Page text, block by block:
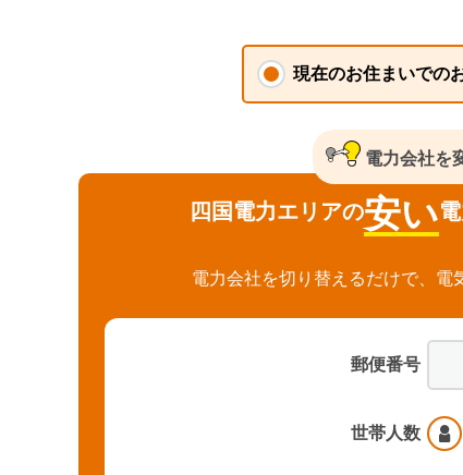
電力会社を
四国電力エリアの安い
電力会社を切り替えるだけで、電
郵便番号
世帯人数